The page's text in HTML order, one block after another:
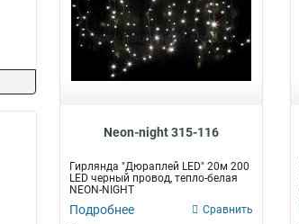
Neon-night 315-116
Гирлянда "Дюраплей LED" 20м 200
LED черный провод, тепло-белая
NEON-NIGHT
Подробнее Сравнить